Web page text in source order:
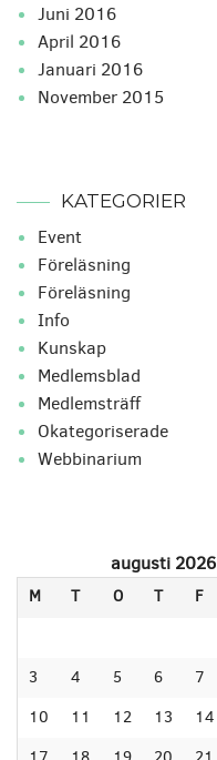
juni 2016
april 2016
januari 2016
november 2015
KATEGORIER
Event
Föreläsning
Föreläsning
Info
Kunskap
Medlemsblad
Medlemsträff
Okategoriserade
Webbinarium
augusti 2026
M T O T F
3
4 5 6 7
10
11 12 13 14